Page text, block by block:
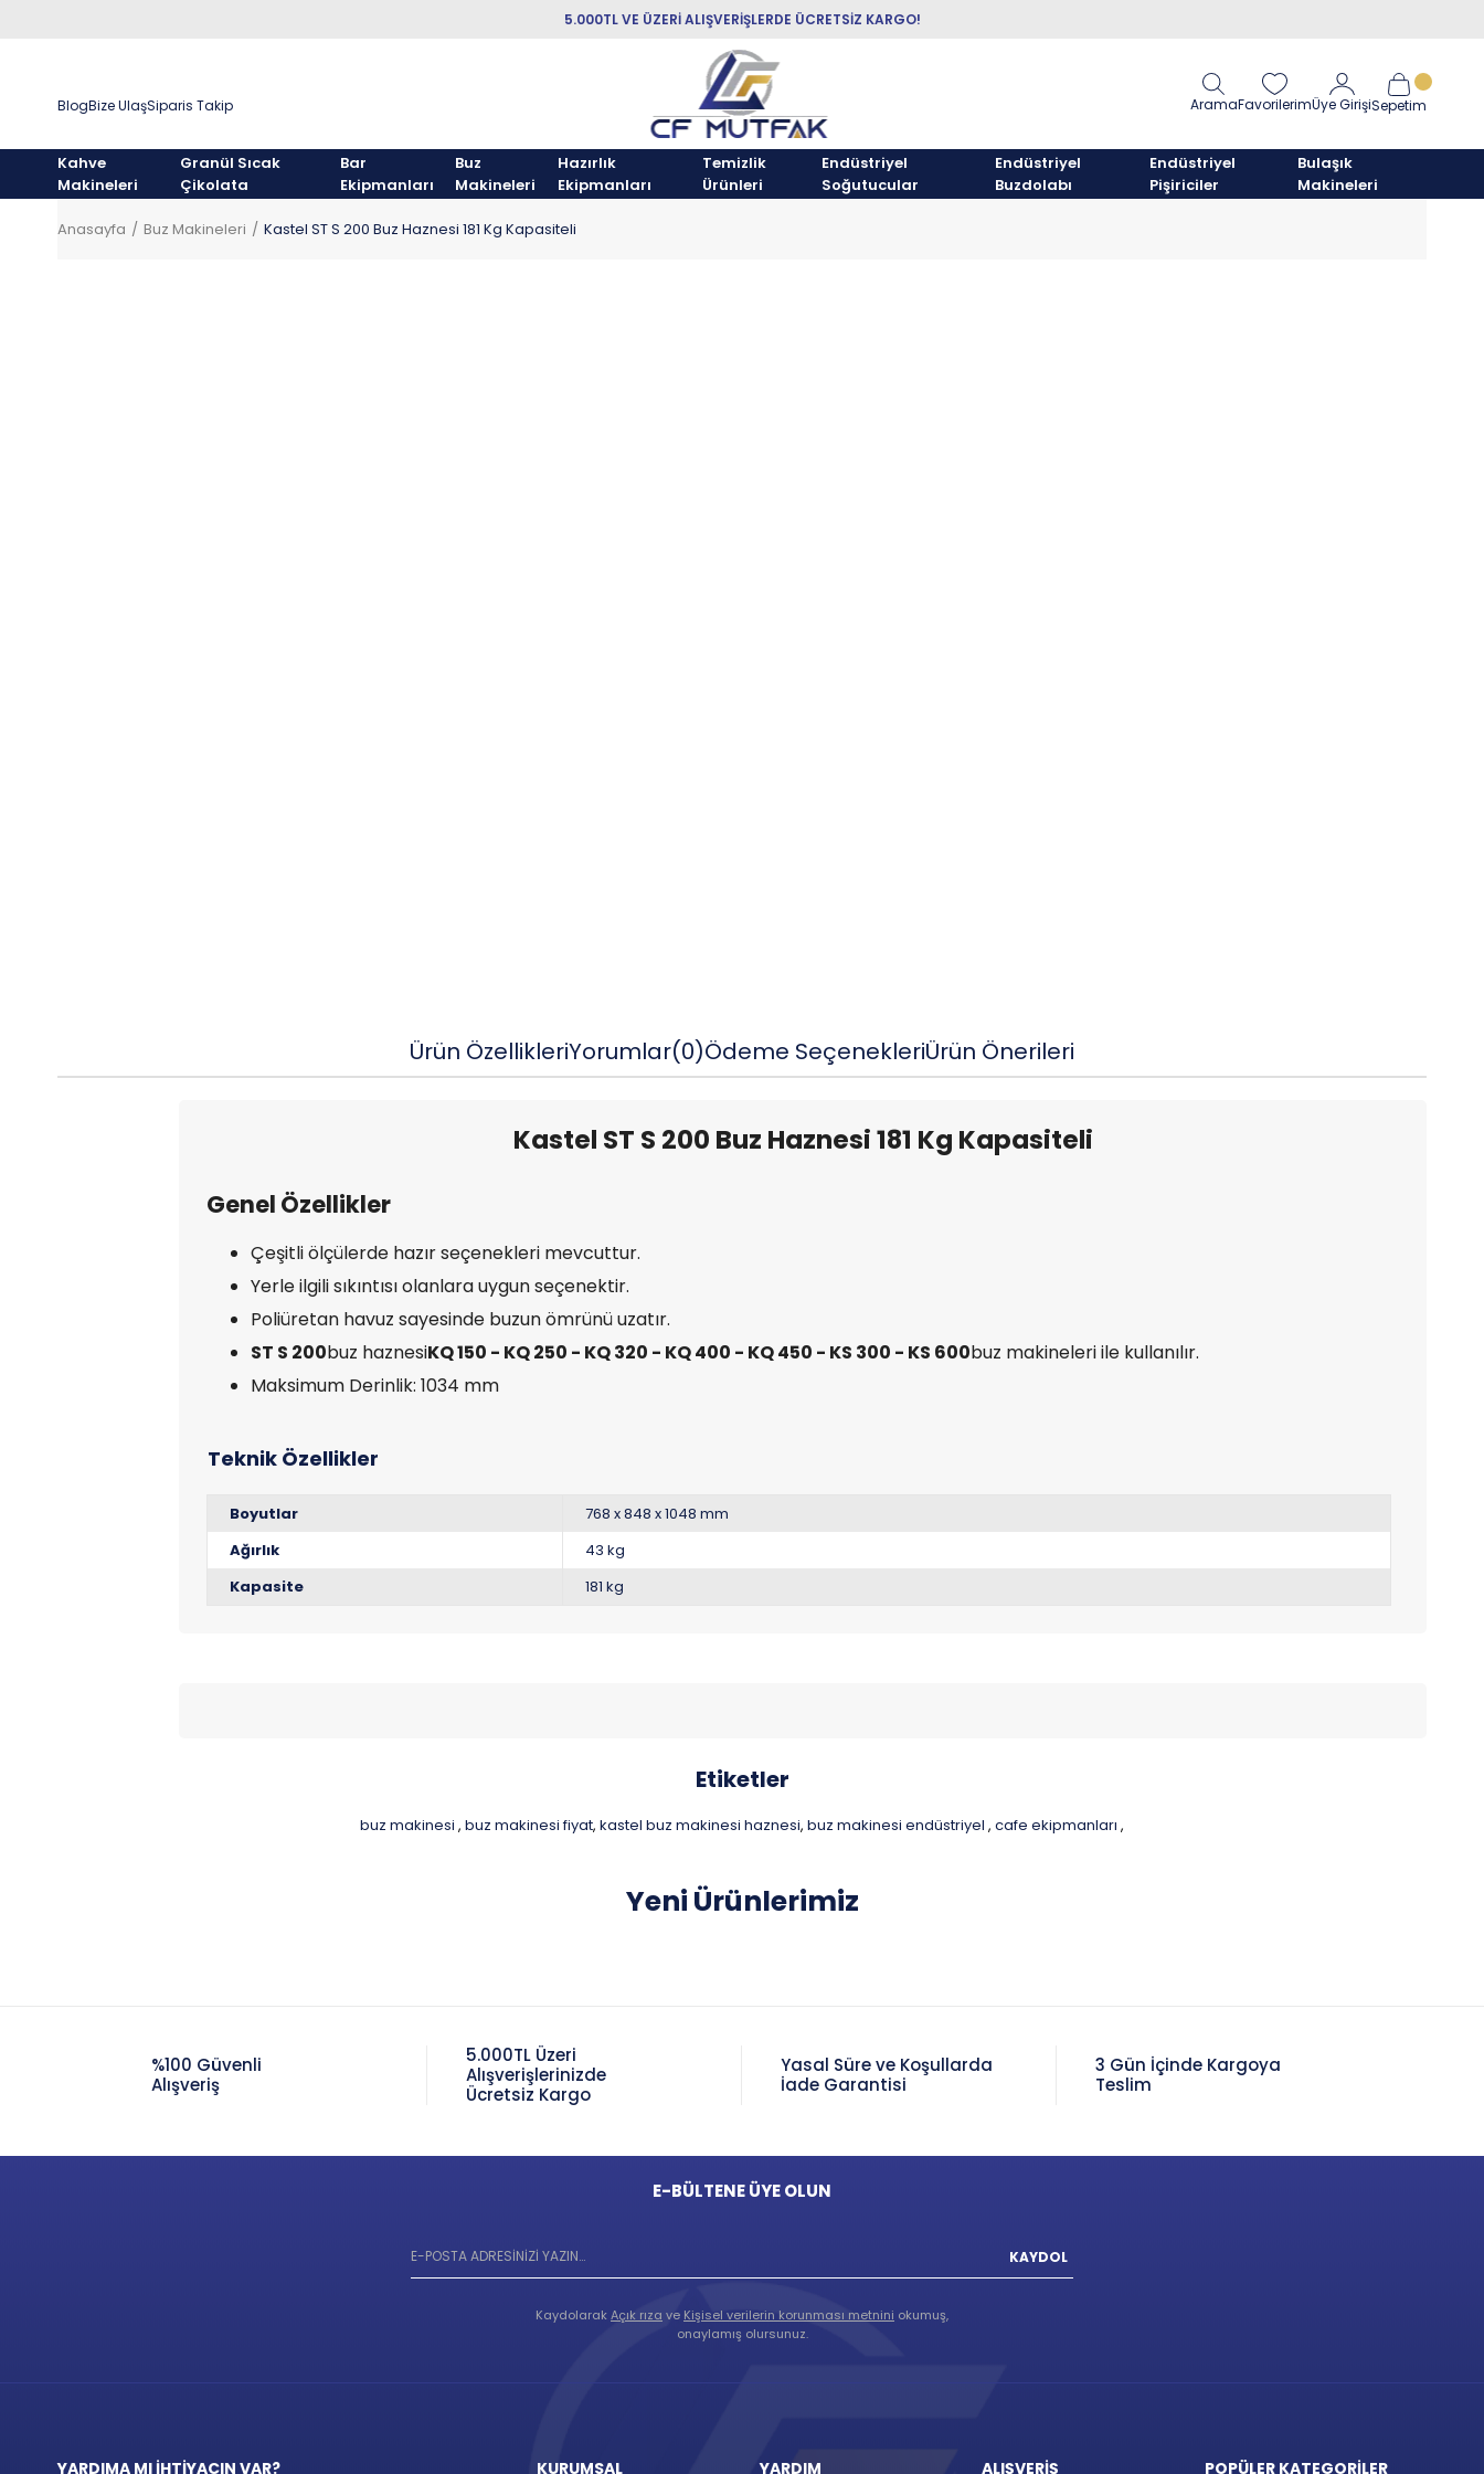
5.000TL VE ÜZERİ ALIŞVERİŞLERDE ÜCRETSİZ KARGO!
BlogBize UlaşSiparis Takip AramaFavorilerimÜye GirişiSepetim
Kahve
Makineleri
Granül Sıcak
Çikolata
Bar
Ekipmanları
Buz
Makineleri
Hazırlık
Ekipmanları
Temizlik
Ürünleri
Endüstriyel
Soğutucular
Endüstriyel
Buzdolabı
Endüstriyel
Pişiriciler
Bulaşık
Makineleri
Anasayfa Buz Makineleri Kastel ST S 200 Buz Haznesi 181 Kg Kapasiteli
Ürün ÖzellikleriYorumlar(0)Ödeme SeçenekleriÜrün Önerileri
Kastel ST S 200 Buz Haznesi 181 Kg Kapasiteli
Genel Özellikler
Çeşitli ölçülerde hazır seçenekleri mevcuttur.
Yerle ilgili sıkıntısı olanlara uygun seçenektir.
Poliüretan havuz sayesinde buzun ömrünü uzatır.
ST S 200buz haznesiKQ 150 - KQ 250 - KQ 320 - KQ 400 - KQ 450 - KS 300 - KS 600buz makineleri ile kullanılır.
Maksimum Derinlik: 1034 mm
Boyutlar
768 x 848 x 1048 mm
Ağırlık
43 kg
Kapasite
181 kg
Etiketler
buz makinesi , buz makinesi fiyat, kastel buz makinesi haznesi, buz makinesi endüstriyel , cafe ekipmanları ,
Yeni Ürünlerimiz
%100 Güvenli
Alışveriş
5.000TL Üzeri
Alışverişlerinizde
Ücretsiz Kargo
Yasal Süre ve Koşullarda
İade Garantisi
3 Gün İçinde Kargoya
Teslim
E-BÜLTENE ÜYE OLUN
KAYDOL
KaydolarakAçık rıza ve Kişisel verilerin korunması metnini okumuş,
onaylamış olursunuz.
YARDIMA MI İHTİYACIN VAR? KURUMSAL YARDIM ALIŞVERİŞ POPÜLER KATEGORİLER